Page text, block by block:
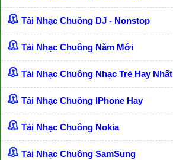
Tải Nhạc Chuông DJ - Nonstop
Tải Nhạc Chuông Năm Mới
Tải Nhạc Chuông Nhạc Trẻ Hay Nhất
Tải Nhạc Chuông IPhone Hay
Tải Nhạc Chuông Nokia
Tải Nhạc Chuông SamSung